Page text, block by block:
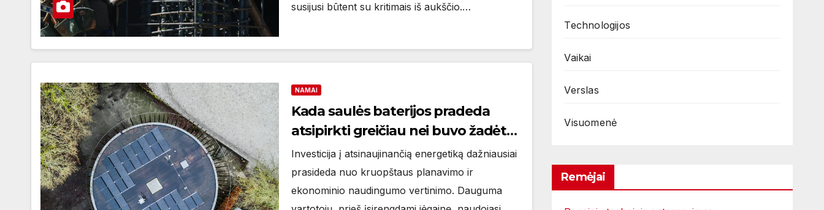
susijusi būtent su kritimais iš aukščio.…
NAMAI
Kada saulės baterijos pradeda
atsipirkti greičiau nei buvo žadėta
skaičiuoklėse
Investicija į atsinaujinančią energetiką dažniausiai
prasideda nuo kruopštaus planavimo ir
ekonominio naudingumo vertinimo. Dauguma
Technologijos
Vaikai
Verslas
Visuomenė
Remėjai